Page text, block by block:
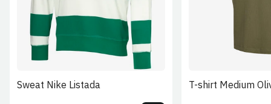
Sweat Nike Listada T-shirt Medium